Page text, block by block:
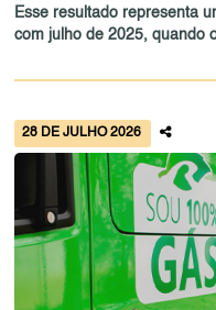
Esse resultado representa
com julho de 2025, quando
28 DE JULHO 2026